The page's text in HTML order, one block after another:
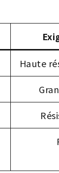
Haute